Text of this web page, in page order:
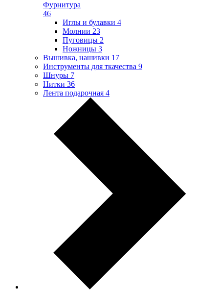
Фурнитура
46
Иглы и булавки 4
Молнии 23
Пуговицы 2
Ножницы 3
Вышивка, нашивки 17
Инструменты для ткачества 9
Шнуры 7
Нитки 36
Лента подарочная 4